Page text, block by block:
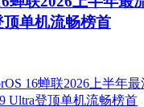
单机流畅榜首